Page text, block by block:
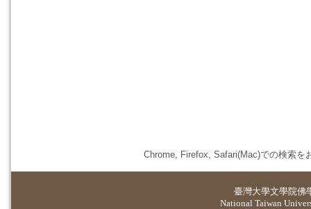
Chrome, Firefox, Safari(Mac)での検索を
臺灣大學文學院佛
National Taiwan